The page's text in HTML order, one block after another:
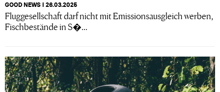
GOOD NEWS I 26.03.2025
Fluggesellschaft darf nicht mit Emissionsausgleich werben,
Fischbestände in S�...